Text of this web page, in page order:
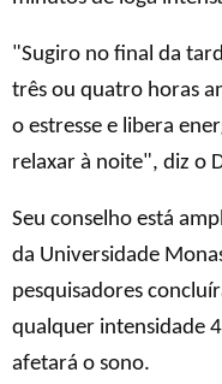
"Sugiro no final da
três ou quatro horas
o estresse e libera
relaxar à noite", diz o
Seu conselho está
da Universidade
pesquisadores
qualquer intensidade
afetará o sono.